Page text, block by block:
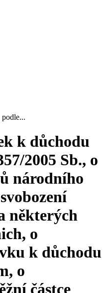
k důchodu
2005 Sb., o
národního
některých
o
k důchodu
o
částce